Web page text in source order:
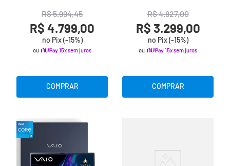
R$5.994,45
R$ 4.799,00
no Pix (-15%)
ou 15x sem juros
COMPRAR
Grafite
R$4.827,00
R$ 3.299,00
no Pix (-15%)
ou 15x sem juros
COMPRAR